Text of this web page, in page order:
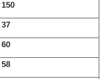
150
37
60
58